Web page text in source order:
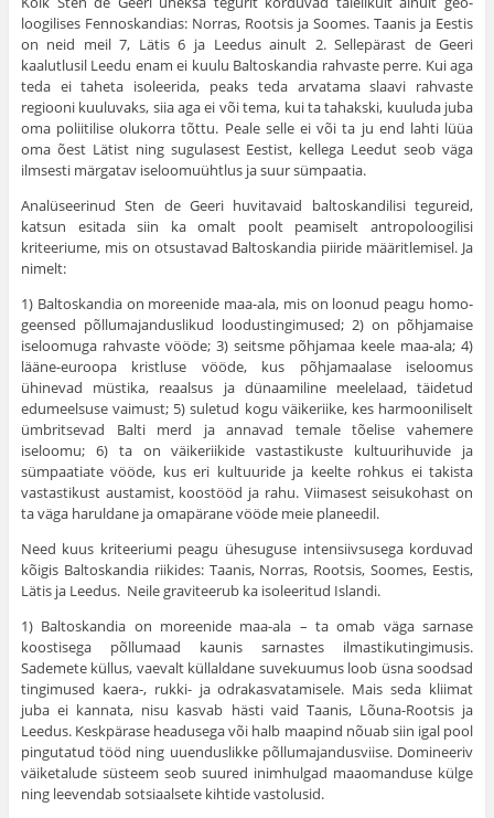
loogilises Fennoskandias: Norras, Rootsis ja Soomes. Taanis ja Ees­tis
on neid meil 7, Lätis 6 ja Leedus ainult 2. Sellepärast de Geeri
kaalutlusil Leedu enam ei kuulu Baltoskandia rahvaste perre. Kui aga
teda ei taheta isoleerida, peaks teda arvatama slaavi rahvaste
regiooni kuuluvaks, siia aga ei või tema, kui ta tahakski, kuuluda juba
oma poliitilise olukorra tõttu. Peale selle ei või ta ju end lahti lüüa
oma õest Lätist ning sugulasest Eestist, kellega Leedut seob väga
ilmsesti märgatav iseloomuühtlus ja suur sümpaatia.
Analüseerinud Sten de Geeri huvitavaid baltoskandilisi tegureid,
katsun esitada siin ka omalt poolt peamiselt antropoloogilisi
kriteeriume, mis on otsustavad Baltoskandia piiride määritlemisel. Ja
nimelt:
1) Baltoskandia on moreenide maa-ala, mis on loonud peagu homo­
geensed põllumajanduslikud loodustingimused; 2) on põhjamaise
iseloomuga rahvaste vööde; 3) seitsme põhjamaa keele maa-ala; 4)
lääne-euroopa kristluse vööde, kus põhjamaalase iseloomus
ühinevad müstika, reaalsus ja dünaamiline meelelaad, täidetud
edumeelsuse vai­must; 5) suletud kogu väikeriike, kes harmooniliselt
ümbritsevad Balti merd ja annavad temale tõelise vahemere
iseloomu; 6) ta on väikeriikide vastastikuste kultuurihuvide ja
sümpaatiate vööde, kus eri kultuuride ja keelte rohkus ei takista
vastastikust austamist, koos­tööd ja rahu. Viimasest seisukohast on
ta väga haruldane ja omapä­rane vööde meie planeedil.
Need kuus kriteeriumi peagu ühesuguse intensiivsusega kordu­vad
kõigis Baltoskandia riikides: Taanis, Norras, Rootsis, Soomes, Eestis,
Lätis ja Leedus. Neile graviteerub ka isoleeritud Islandi.
1) Baltoskandia on moreenide maa-ala – ta omab väga sarnase
koostisega põllumaad kaunis sarnastes ilmastikutingimusis.
Sademete küllus, vaevalt küllaldane suvekuumus loob üsna sood­sad
tingimused kaera-, rukki- ja odrakasvatamisele. Mais seda klii­mat
juba ei kannata, nisu kasvab hästi vaid Taanis, Lõuna-Rootsis ja
Leedus. Keskpärase headusega või halb maapind nõuab siin igal pool
pingutatud tööd ning uuenduslikke põllumajandusviise. Domineeriv
väiketalude süsteem seob suured inimhulgad maaomanduse külge
ning leevendab sotsiaalsete kihtide vastolusid.